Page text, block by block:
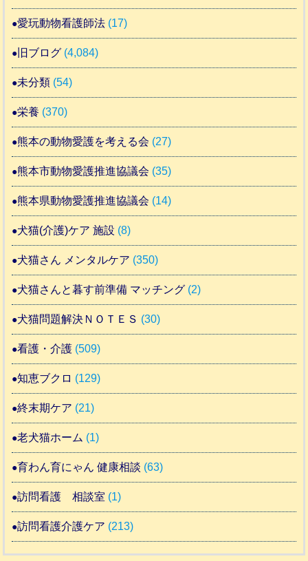
愛玩動物看護師法 (17)
旧ブログ (4,084)
未分類 (54)
栄養 (370)
熊本の動物愛護を考える会 (27)
熊本市動物愛護推進協議会 (35)
熊本県動物愛護推進協議会 (14)
犬猫(介護)ケア 施設 (8)
犬猫さん メンタルケア (350)
犬猫さんと暮す前準備 マッチング (2)
犬猫問題解決ＮＯＴＥＳ (30)
看護・介護 (509)
知恵ブクロ (129)
終末期ケア (21)
老犬猫ホーム (1)
育わん育にゃん 健康相談 (63)
訪問看護 相談室 (1)
訪問看護介護ケア (213)